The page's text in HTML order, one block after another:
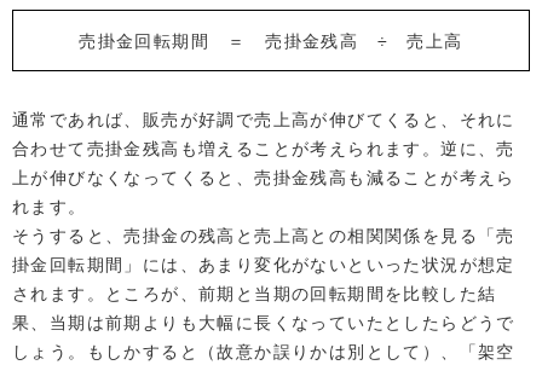
売掛金回転期間 ＝ 売掛金残高 ÷ 売上高
通常であれば、販売が好調で売上高が伸びてくると、それに
合わせて売掛金残高も増えることが考えられます。逆に、売
上が伸びなくなってくると、売掛金残高も減ることが考えら
れます。
そうすると、売掛金の残高と売上高との相関関係を見る「売
掛金回転期間」には、あまり変化がないといった状況が想定
されます。ところが、前期と当期の回転期間を比較した結
果、当期は前期よりも大幅に長くなっていたとしたらどうで
しょう。もしかすると（故意か誤りかは別として）、「架空